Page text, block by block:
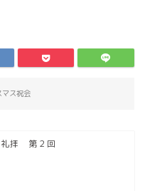
マス祝会
礼拝 第２回